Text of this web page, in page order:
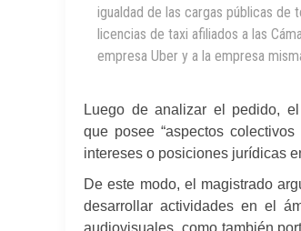
igualdad de las cargas públicas
licencias de taxi afiliados a las
empresa Uber y a la empresa
Luego de analizar el pedido,
que posee “aspectos
intereses o posiciones jurídicas
De este modo, el magistrado
desarrollar actividades en el
audiovisuales, como también